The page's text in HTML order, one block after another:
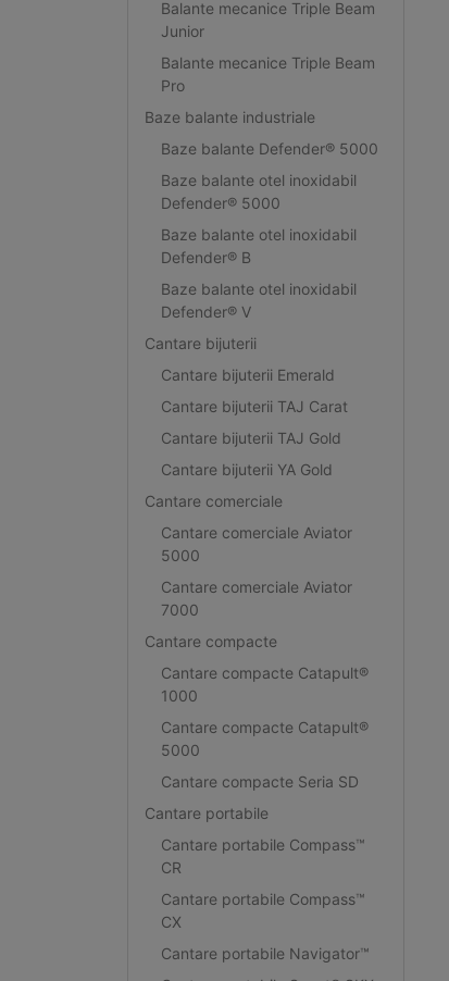
Balante mecanice Triple Beam
Junior
Balante mecanice Triple Beam
Pro
Baze balante industriale
Baze balante Defender® 5000
Baze balante otel inoxidabil
Defender® 5000
Baze balante otel inoxidabil
Defender® B
Baze balante otel inoxidabil
Defender® V
Cantare bijuterii
Cantare bijuterii Emerald
Cantare bijuterii TAJ Carat
Cantare bijuterii TAJ Gold
Cantare bijuterii YA Gold
Cantare comerciale
Cantare comerciale Aviator
5000
Cantare comerciale Aviator
7000
Cantare compacte
Cantare compacte Catapult®
1000
Cantare compacte Catapult®
5000
Cantare compacte Seria SD
Cantare portabile
Cantare portabile Compass™
CR
Cantare portabile Compass™
CX
Cantare portabile Navigator™